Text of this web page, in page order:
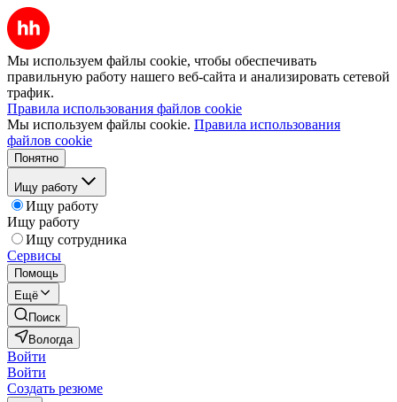
Мы используем файлы cookie, чтобы обеспечивать
правильную работу нашего веб-сайта и анализировать сетевой
трафик.
Правила использования файлов cookie
Мы используем файлы cookie. Правила использования
файлов cookie
Понятно
Ищу работу
Ищу работу
Ищу работу
Ищу сотрудника
Сервисы
Помощь
Ещё
Поиск
Вологда
Войти
Войти
Создать резюме